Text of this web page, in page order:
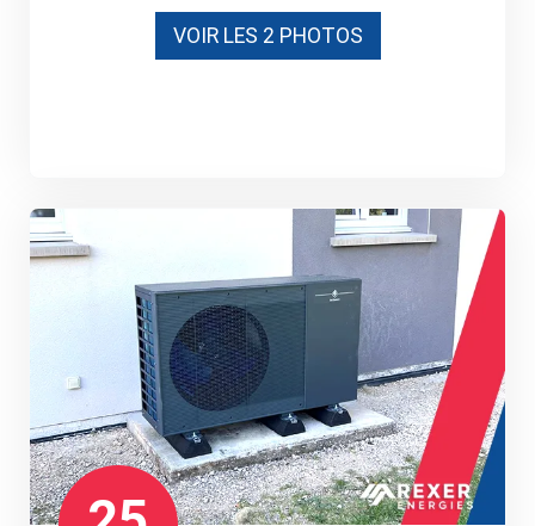
VOIR LES 2 PHOTOS